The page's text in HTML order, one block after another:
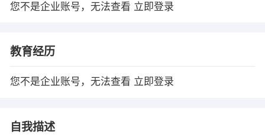
您不是企业账号，无法查看 立即登录
教育经历
您不是企业账号，无法查看 立即登录
自我描述